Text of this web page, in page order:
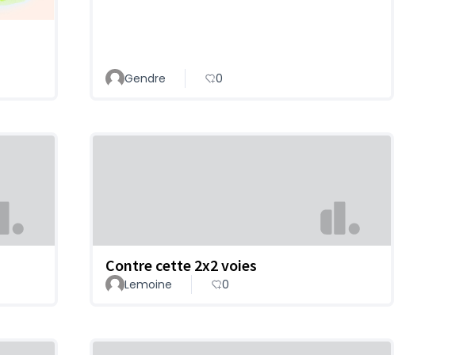
Gendre 0
Contre cette 2x2 voies
Lemoine 0